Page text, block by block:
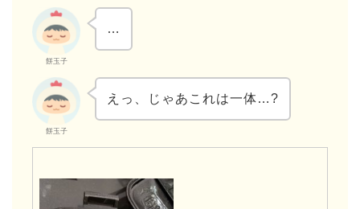
餅玉子
…
餅玉子
えっ、じゃあこれは一体…?